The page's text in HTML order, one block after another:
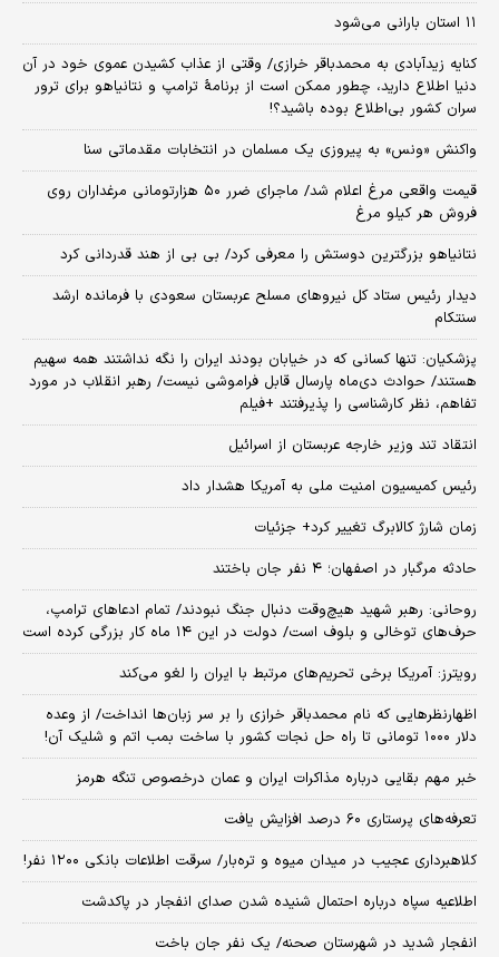
۱۱ استان بارانی می‌شود
کنایه زیدآبادی به محمدباقر خرازی/ وقتی از عذاب کشیدن عموی خود در آن
دنیا اطلاع دارید، چطور ممکن است از برنامهٔ ترامپ و نتانیاهو برای ترور
سران کشور بی‌اطلاع بوده باشید؟!
واکنش «ونس» به پیروزی یک مسلمان در انتخابات مقدماتی سنا
قیمت واقعی مرغ اعلام شد/ ماجرای ضرر ۵۰ هزارتومانی مرغداران روی
فروش هر کیلو مرغ
نتانیاهو بزرگترین دوستش را معرفی کرد/ بی بی از هند قدردانی کرد
دیدار رئیس ستاد کل نیروهای مسلح عربستان سعودی با فرمانده ارشد
سنتکام
پزشکیان: تنها کسانی که در خیابان بودند ایران را نگه نداشتند همه سهیم
هستند/ حوادث دی‌ماه پارسال قابل فراموشی نیست/ رهبر انقلاب در مورد
تفاهم، نظر کارشناسی را پذیرفتند +فیلم
انتقاد تند وزیر خارجه عربستان از اسرائیل
رئیس کمیسیون امنیت ملی به آمریکا هشدار داد
زمان شارژ کالابرگ تغییر کرد+ جزئیات
حادثه مرگبار در اصفهان؛ ۴ نفر جان باختند
روحانی: رهبر شهید هیچ‌وقت دنبال جنگ نبودند/ تمام ادعاهای ترامپ،
حرف‌های توخالی و بلوف است/ دولت در این ۱۴ ماه کار بزرگی کرده است
رویترز: آمریکا برخی تحریم‌های مرتبط با ایران را لغو می‌کند
اظهارنظرهایی که نام محمدباقر خرازی را بر سر زبان‌ها انداخت/ از وعده
دلار ۱۰۰۰ تومانی تا راه حل نجات کشور با ساخت بمب اتم و شلیک آن!
خبر مهم بقایی درباره مذاکرات ایران و عمان درخصوص تنگه هرمز
تعرفه‌های پرستاری ۶۰ درصد افزایش یافت
کلاهبرداری عجیب در میدان میوه و تره‌بار/ سرقت اطلاعات بانکی ۱۲۰۰ نفر!
اطلاعیه سپاه درباره احتمال شنیده شدن صدای انفجار در پاکدشت
انفجار شدید در شهرستان صحنه/ یک نفر جان باخت